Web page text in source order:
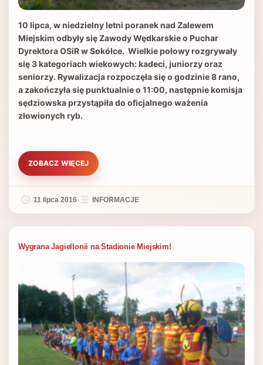
10 lipca, w niedzielny letni poranek nad Zalewem
Miejskim odbyły się Zawody Wędkarskie o Puchar
Dyrektora OSiR w Sokółce. Wielkie połowy rozgrywały
się 3 kategoriach wiekowych: kadeci, juniorzy oraz
seniorzy. Rywalizacja rozpoczęła się o godzinie 8 rano,
a zakończyła się punktualnie o 11:00, następnie komisja
sędziowska przystąpiła do oficjalnego ważenia
złowionych ryb.
ZOBACZ WIĘCEJ
11 lipca 2016 INFORMACJE
Wygrana Jagiellonii na Stadionie Miejskim!